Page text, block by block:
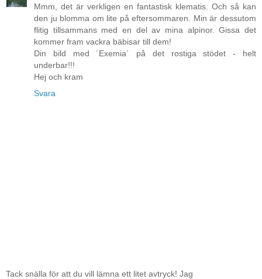
Mmm, det är verkligen en fantastisk klematis. Och så kan
den ju blomma om lite på eftersommaren. Min är dessutom
flitig tillsammans med en del av mina alpinor. Gissa det
kommer fram vackra bäbisar till dem!
Din bild med ´Exemia´ på det rostiga stödet - helt
underbar!!!
Hej och kram
Svara
Tack snälla för att du vill lämna ett litet avtryck! Jag